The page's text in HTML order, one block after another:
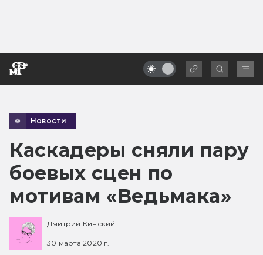
Новости
Каскадеры сняли пару
боевых сцен по
мотивам «Ведьмака»
Дмитрий Кинский
30 марта 2020 г.